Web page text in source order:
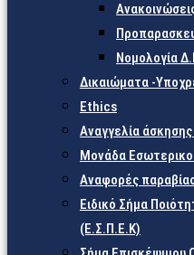
Νομολογία
Δικαιώματα -
Ethics
Αναγγελία
Μονάδα
Αναφορές
Ειδικό Σήμα
(Ε.Σ.Π.Ε.Κ)